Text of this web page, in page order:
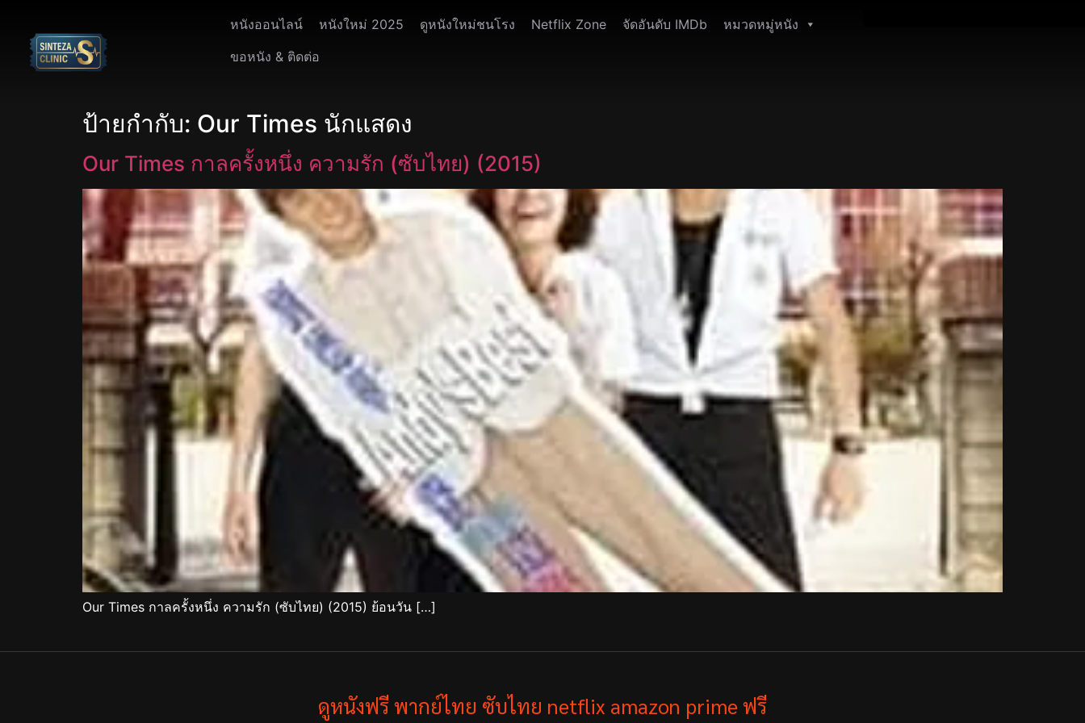
หนังออนไลน์ หนังใหม่ 2025 ดูหนังใหม่ชนโรง Netflix Zone จัดอันดับ IMDb
หมวดหมู่หนัง
ขอหนัง & ติดต่อ
ป้ายกำกับ: Our Times นักแสดง
Our Times กาลครั้งหนึ่ง ความรัก (ซับไทย) (2015)
Our Times กาลครั้งหนึ่ง ความรัก (ซับไทย) (2015) ย้อนวัน […]
ดูหนังฟรี พากย์ไทย ซับไทย netflix amazon prime ฟรี